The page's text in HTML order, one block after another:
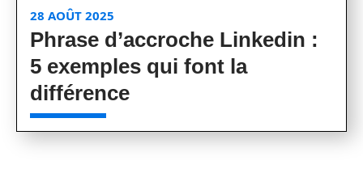
28 AOÛT 2025
Phrase d’accroche Linkedin :
5 exemples qui font la
différence